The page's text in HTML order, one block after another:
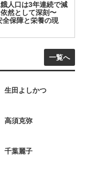
人口は3年連続で減
然として深刻〜
全保障と栄養の現
一覧へ
生田よしかつ
高須克弥
千葉麗子